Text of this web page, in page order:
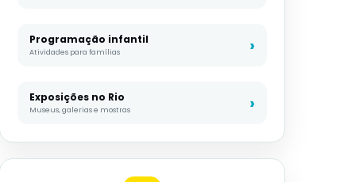
Programação infantil
Atividades para famílias
Exposições no Rio
Museus, galerias e mostras